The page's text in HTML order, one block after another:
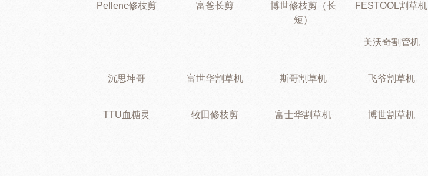
Pellenc修枝剪 富爸长剪
博世修枝剪（长
短）
FESTOOL割草机
美沃奇割管机
沉思坤哥 富世华割草机 斯哥割草机 飞爷割草机
TTU血糖灵 牧田修枝剪 富士华割草机 博世割草机